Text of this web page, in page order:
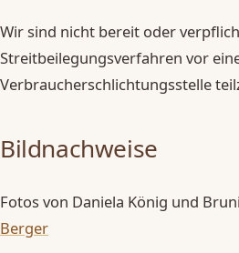
Wir sind nicht bereit oder
Streitbeilegungsverfahren vor
Verbraucherschlichtungsstelle
Bildnachweise
Fotos von Daniela König und
Berger